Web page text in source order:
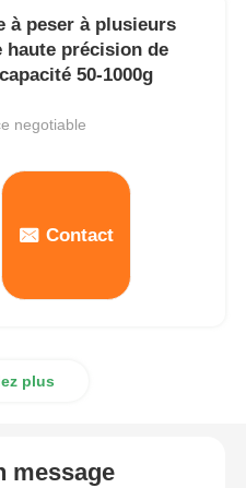
visuel
à peser à plusieurs
haute précision de
50-1000g
negotiable
Contact
plus
message